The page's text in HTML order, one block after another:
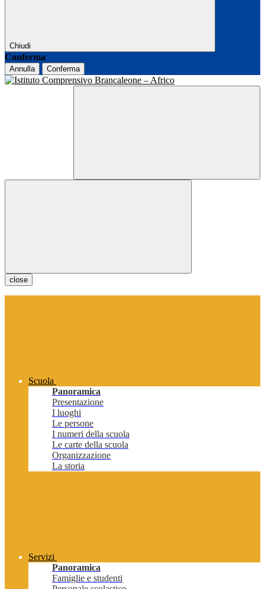
Chiudi
Conferma
Annulla Conferma
close
Scuola
Panoramica
Presentazione
I luoghi
Le persone
I numeri della scuola
Le carte della scuola
Organizzazione
La storia
Servizi
Panoramica
Famiglie e studenti